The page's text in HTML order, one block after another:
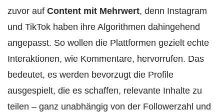
zuvor auf Content mit Mehrwert, denn Instagram
und TikTok haben ihre Algorithmen dahingehend
angepasst. So wollen die Plattformen gezielt echte
Interaktionen, wie Kommentare, hervorrufen. Das
bedeutet, es werden bevorzugt die Profile
ausgespielt, die es schaffen, relevante Inhalte zu
teilen – ganz unabhängig von der Followerzahl und